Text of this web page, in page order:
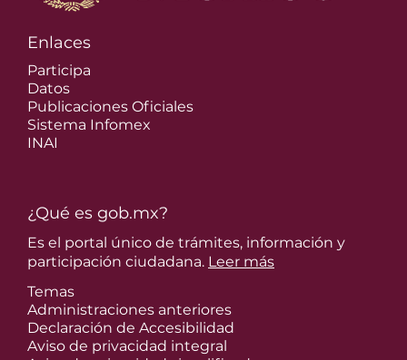
Enlaces
Participa
Datos
Publicaciones Oficiales
Sistema Infomex
INAI
¿Qué es gob.mx?
Es el portal único de trámites, información y
participación ciudadana. Leer más
Temas
Administraciones anteriores
Declaración de Accesibilidad
Aviso de privacidad integral